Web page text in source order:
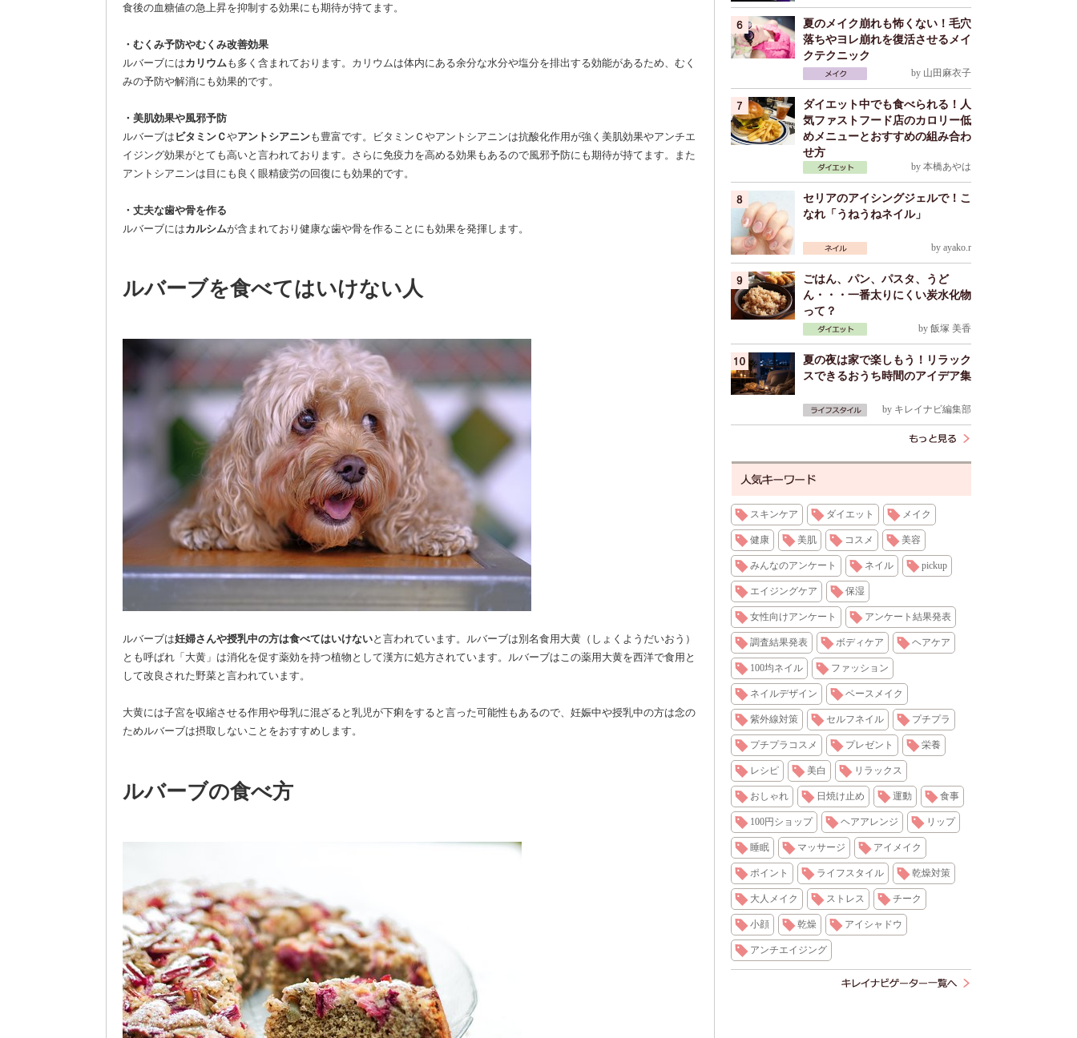
食後の血糖値の急上昇を抑制する効果にも期待が持てます。
・むくみ予防やむくみ改善効果
ルバーブにはカリウム も多く含まれております。カリウムは体内にある余分な水分や塩分を排出する効能があるため、むく
みの予防や解消にも効果的です。
・美肌効果や風邪予防
ルバーブは ビタミンＣやアントシアニンも豊富です。ビタミンＣやアントシアニンは抗酸化作用が強く美肌効果やアンチエ
イジング効果がとても高いと言われております。さらに免疫力を高める効果もあるので風邪予防にも期待が持てます。また
アントシアニンは目にも良く眼精疲労の回復にも効果的です。
・丈夫な歯や骨を作る
ルバーブにはカルシムが含まれており健康な歯や骨を作ることにも効果を発揮します。
ルバーブを食べてはいけない人
ルバーブは妊婦さんや授乳中の方は食べてはいけないと言われています。ルバーブは別名食用大黄（しょくようだいおう）
とも呼ばれ「大黄」は消化を促す薬効を持つ植物として漢方に処方されています。ルバーブはこの薬用大黄を西洋で食用と
して改良された野菜と言われています。
大黄には子宮を収縮させる作用や母乳に混ざると乳児が下痢をすると言った可能性もあるので、妊娠中や授乳中の方は念の
ためルバーブは摂取しないことをおすすめします。
ルバーブの食べ方
夏のメイク崩れも怖くない！毛穴
落ちやヨレ崩れを復活させるメイ
クテクニック
by 山田麻衣子
ダイエット中でも食べられる！人
気ファストフード店のカロリー低
めメニューとおすすめの組み合わ
せ方
by 本橋あやは
セリアのアイシングジェルで！こ
なれ「うねうねネイル」
by ayako.r
ごはん、パン、パスタ、うど
ん・・・一番太りにくい炭水化物
って？
by 飯塚 美香
夏の夜は家で楽しもう！リラック
スできるおうち時間のアイデア集
by キレイナビ編集部
スキンケア ダイエット メイク
健康 美肌 コスメ 美容
みんなのアンケート ネイル pickup
エイジングケア 保湿
女性向けアンケート アンケート結果発表
調査結果発表 ボディケア ヘアケア
100均ネイル ファッション
ネイルデザイン ベースメイク
紫外線対策 セルフネイル プチプラ
プチプラコスメ プレゼント 栄養
レシピ 美白 リラックス
おしゃれ 日焼け止め 運動 食事
100円ショップ ヘアアレンジ リップ
睡眠 マッサージ アイメイク
ポイント ライフスタイル 乾燥対策
大人メイク ストレス チーク
小顔 乾燥 アイシャドウ
アンチエイジング